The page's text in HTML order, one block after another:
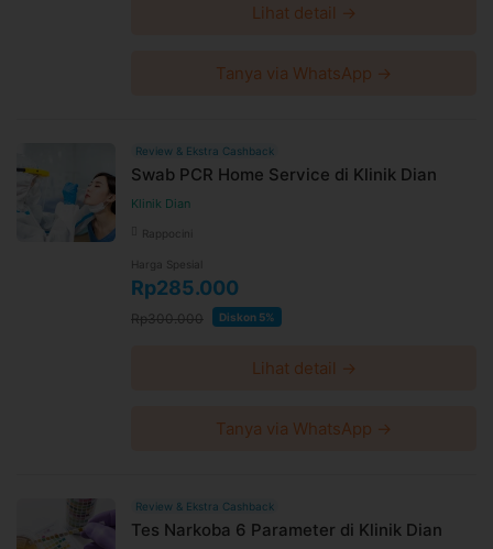
Lihat detail →
Tanya via WhatsApp →
Review & Ekstra Cashback
Swab PCR Home Service di Klinik Dian
Klinik Dian
Rappocini
Harga Spesial
Rp285.000
Rp300.000 Diskon 5%
Lihat detail →
Tanya via WhatsApp →
Review & Ekstra Cashback
Tes Narkoba 6 Parameter di Klinik Dian